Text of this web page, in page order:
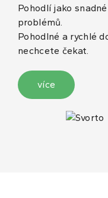
Pohodlí jako
problémů.
Pohodlné a rychlé
nechcete čekat.
více